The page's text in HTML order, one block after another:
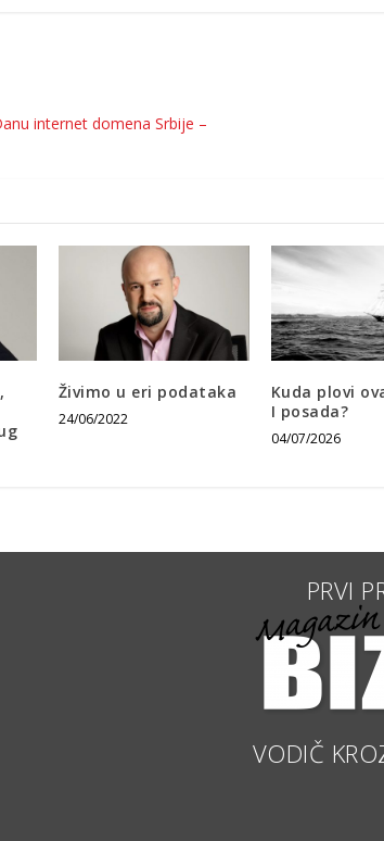
internet domena Srbije –
Živimo u eri podataka
24/06/2022
Kuda plovi
I posada?
04/07/2026